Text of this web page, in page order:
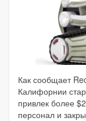
Как сообщает
Калифорнии
привлек более
персонал и